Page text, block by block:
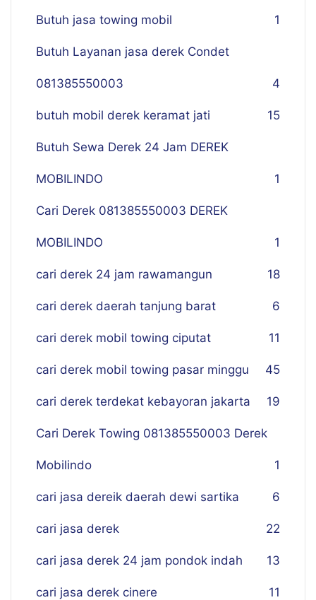
Butuh jasa towing mobil 1
Butuh Layanan jasa derek Condet
081385550003 4
butuh mobil derek keramat jati 15
Butuh Sewa Derek 24 Jam DEREK
MOBILINDO 1
Cari Derek 081385550003 DEREK
MOBILINDO 1
cari derek 24 jam rawamangun 18
cari derek daerah tanjung barat 6
cari derek mobil towing ciputat 11
cari derek mobil towing pasar minggu 45
cari derek terdekat kebayoran jakarta 19
Cari Derek Towing 081385550003 Derek
Mobilindo 1
cari jasa dereik daerah dewi sartika 6
cari jasa derek 22
cari jasa derek 24 jam pondok indah 13
cari jasa derek cinere 11